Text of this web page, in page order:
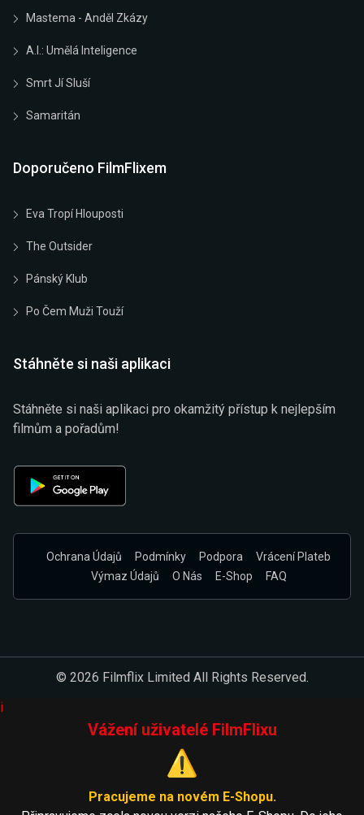
Mastema - Anděl Zkázy
A.I.: Umělá Inteligence
Smrt Jí Sluší
Samaritán
Doporučeno FilmFlixem
Eva Tropí Hlouposti
The Outsider
Pánský Klub
Po Čem Muži Touží
Stáhněte si naši aplikaci
Stáhněte si naši aplikaci pro okamžitý přístup k nejlepším
filmům a pořadům!
Ochrana Údajů Podmínky Podpora
Vrácení Plateb
Výmaz Údajů
O Nás E-Shop FAQ
© 2026 Filmflix Limited All Rights Reserved.
i
Vážení uživatelé FilmFlixu
⚠️
Pracujeme na novém E-Shopu.